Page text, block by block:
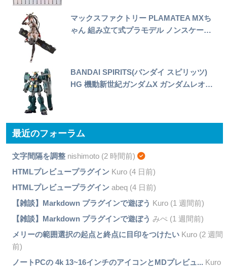
マックスファクトリー PLAMATEA MXち
ゃん 組み立て式プラモデル ノンスケー…
BANDAI SPIRITS(バンダイ スピリッツ)
HG 機動新世紀ガンダムX ガンダムレオ…
最近のフォーラム
文字間隔を調整nishimoto (2 時間前)
HTMLプレビュープラグインKuro (4 日前)
HTMLプレビュープラグインabeq (4 日前)
【雑談】Markdown プラグインで遊ぼう Kuro (1 週間前)
【雑談】Markdown プラグインで遊ぼう みぺ (1 週間前)
メリーの範囲選択の起点と終点に目印をつけたいKuro (2 週間
前)
ノートPCの 4k 13~16インチのアイコンとMDプレビュ... Kuro